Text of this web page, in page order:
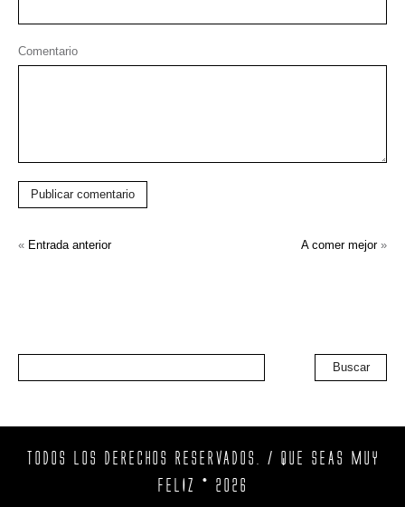
Comentario
Publicar comentario
« Entrada anterior A comer mejor»
Buscar
TODOS LOS DERECHOS RESERVADOS. / QUE SEAS MUY
FELIZ © 2026